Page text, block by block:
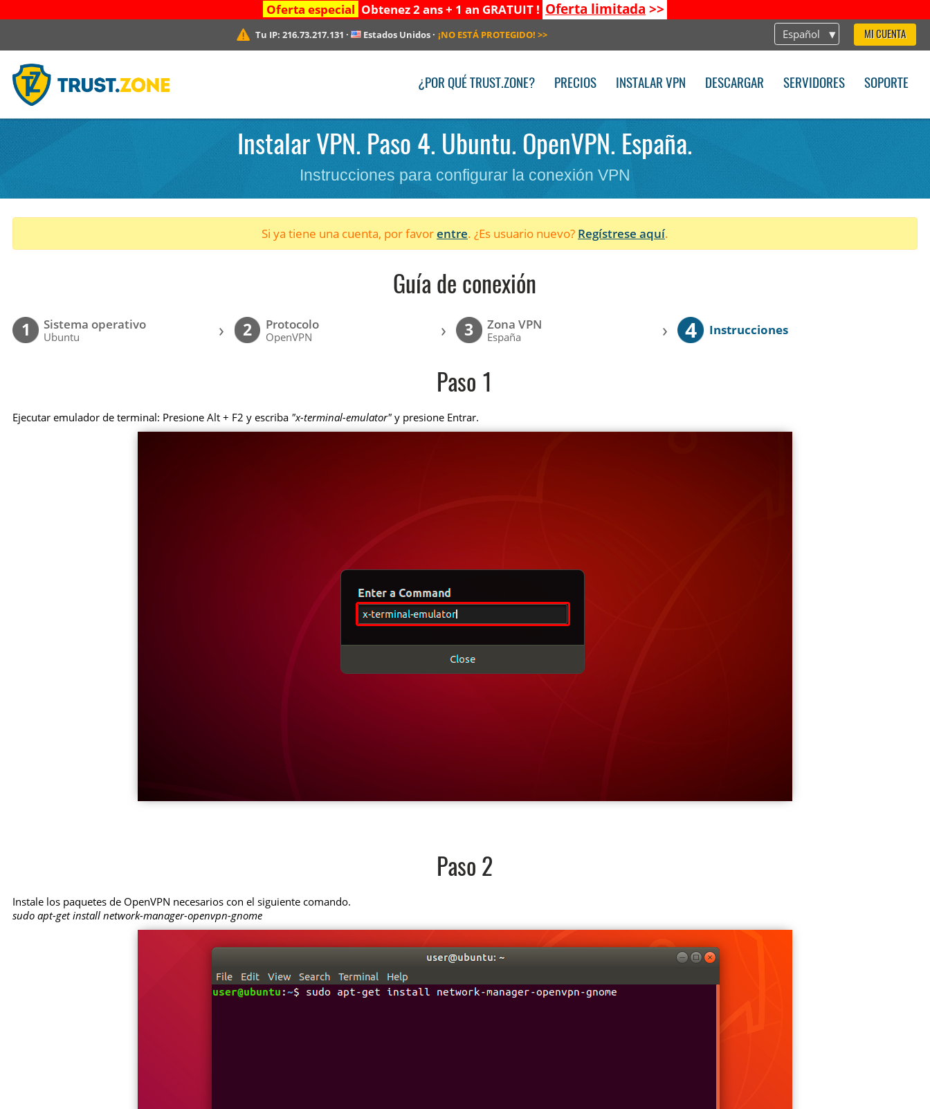
Oferta especial Obtenez 2 ans + 1 an GRATUIT ! Oferta limitada >>
Español MI CUENTA
Tu IP: 216.73.217.131 · Estados Unidos· ¡NO ESTÁ PROTEGIDO! >>
¿POR QUÉ TRUST.ZONE? PRECIOS INSTALAR VPN DESCARGAR SERVIDORES SOPORTE
Instalar VPN. Paso 4. Ubuntu. OpenVPN. España.
Instrucciones para configurar la conexión VPN
Si ya tiene una cuenta, por favorentre. ¿Es usuario nuevo? Regístrese aquí.
Guía de conexión
1 Sistema operativo
Ubuntu › 2 Protocolo
OpenVPN › 3 Zona VPN
España › 4 Instrucciones
Paso 1
Ejecutar emulador de terminal: Presione Alt + F2 y escriba "x-terminal-emulator" y presione Entrar.
Paso 2
Instale los paquetes de OpenVPN necesarios con el siguiente comando.
sudo apt-get install network-manager-openvpn-gnome